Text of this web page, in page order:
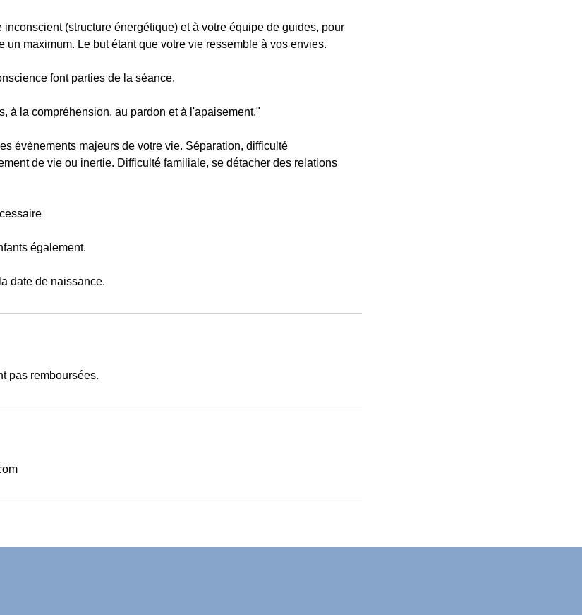
inconscient (structure énergétique) et à votre équipe de guides, pour
un maximum. Le but étant que votre vie ressemble à vos envies.
font parties de la séance.
à la compréhension, au pardon et à l'apaisement."
évènements majeurs de votre vie. Séparation, difficulté
de vie ou inertie. Difficulté familiale, se détacher des relations
également.
date de naissance.
pas remboursées.